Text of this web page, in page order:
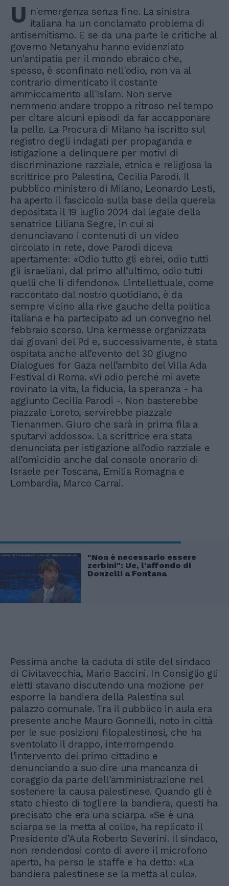
U n'emergenza senza fine. La sinistra
italiana ha un conclamato problema di
antisemitismo. E se da una parte le critiche al
governo Netanyahu hanno evidenziato
un'antipatia per il mondo ebraico che,
spesso, è sconfinato nell'odio, non va al
contrario dimenticato il costante
ammiccamento all'Islam. Non serve
nemmeno andare troppo a ritroso nel tempo
per citare alcuni episodi da far accapponare
la pelle. La Procura di Milano ha iscritto sul
registro degli indagati per propaganda e
istigazione a delinquere per motivi di
discriminazione razziale, etnica e religiosa la
scrittrice pro Palestina, Cecilia Parodi. Il
pubblico ministero di Milano, Leonardo Lesti,
ha aperto il fascicolo sulla base della querela
depositata il 19 luglio 2024 dal legale della
senatrice Liliana Segre, in cui si
denunciavano i contenuti di un video
circolato in rete, dove Parodi diceva
apertamente: «Odio tutto gli ebrei, odio tutti
gli israeliani, dal primo all’ultimo, odio tutti
quelli che li difendono». L'intellettuale, come
raccontato dal nostro quotidiano, è da
sempre vicino alla rive gauche della politica
italiana e ha partecipato ad un convegno nel
febbraio scorso. Una kermesse organizzata
dai giovani del Pd e, successivamente, è stata
ospitata anche all’evento del 30 giugno
Dialogues for Gaza nell’ambito del Villa Ada
Festival di Roma. «Vi odio perché mi avete
rovinato la vita, la fiducia, la speranza - ha
aggiunto Cecilia Parodi -. Non basterebbe
piazzale Loreto, servirebbe piazzale
Tienanmen. Giuro che sarà in prima fila a
sputarvi addosso». La scrittrice era stata
denunciata per istigazione all’odio razziale e
all’omicidio anche dal console onorario di
Israele per Toscana, Emilia Romagna e
Lombardia, Marco Carrai.
"Non è necessario essere
zerbini": Ue, l'affondo di
Donzelli a Fontana
Pessima anche la caduta di stile del sindaco
di Civitavecchia, Mario Baccini. In Consiglio gli
eletti stavano discutendo una mozione per
esporre la bandiera della Palestina sul
palazzo comunale. Tra il pubblico in aula era
presente anche Mauro Gonnelli, noto in città
per le sue posizioni filopalestinesi, che ha
sventolato il drappo, interrompendo
l'intervento del primo cittadino e
denunciando a suo dire una mancanza di
coraggio da parte dell'amministrazione nel
sostenere la causa palestinese. Quando gli è
stato chiesto di togliere la bandiera, questi ha
precisato che era una sciarpa. «Se è una
sciarpa se la metta al collo», ha replicato il
Presidente d’Aula Roberto Severini. Il sindaco,
non rendendosi conto di avere il microfono
aperto, ha perso le staffe e ha detto: «La
bandiera palestinese se la metta al culo».